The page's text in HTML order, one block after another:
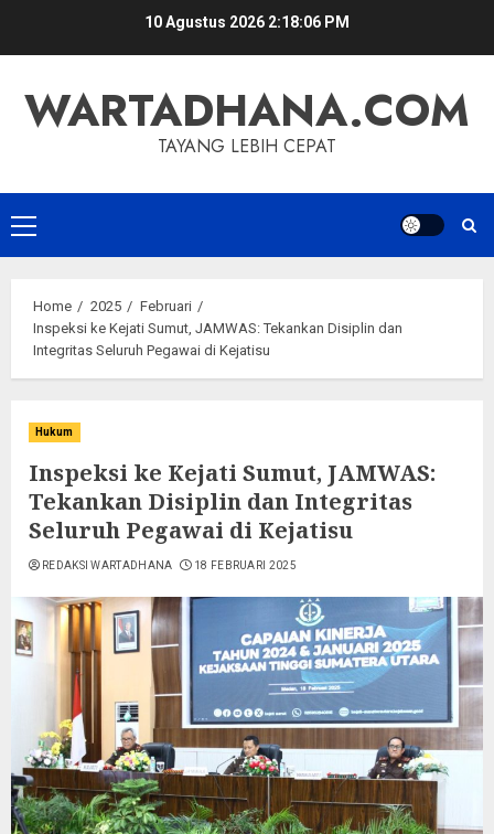
10 Agustus 2026 2:18:07 PM
WARTADHANA.COM
TAYANG LEBIH CEPAT
Primary
Menu
Home 2025
Februari
Inspeksi ke Kejati Sumut, JAMWAS: Tekankan Disiplin dan
Integritas Seluruh Pegawai di Kejatisu
Hukum
Inspeksi ke Kejati Sumut, JAMWAS:
Tekankan Disiplin dan Integritas
Seluruh Pegawai di Kejatisu
REDAKSI WARTADHANA 18 FEBRUARI 2025